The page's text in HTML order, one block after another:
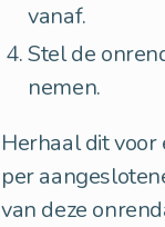
vanaf.
Stel de
nemen.
Herhaal dit
per
van deze